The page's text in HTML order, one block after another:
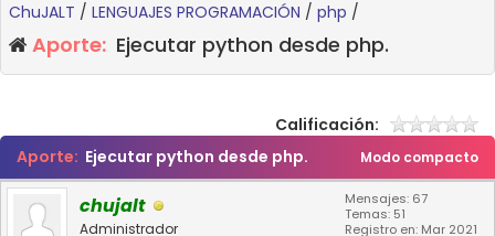
ChuJALT / LENGUAJES PROGRAMACIÓN / php /
Aporte: Ejecutar python desde php.
Calificación:
Modo compacto
Aporte: Ejecutar python desde php.
chujalt
Administrador
Mensajes: 67
Temas: 51
Registro en: Mar 2021